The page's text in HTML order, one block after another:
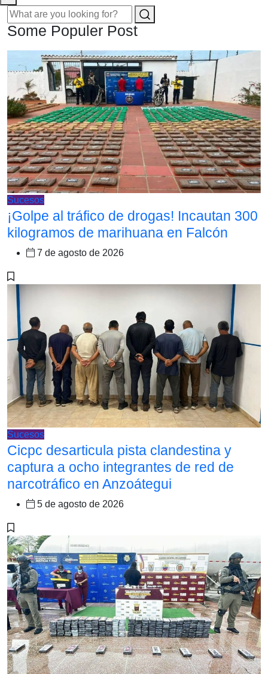
Some Populer Post
Sucesos
¡Golpe al tráfico de drogas! Incautan 300
kilogramos de marihuana en Falcón
7 de agosto de 2026
Sucesos
Cicpc desarticula pista clandestina y
captura a ocho integrantes de red de
narcotráfico en Anzoátegui
5 de agosto de 2026